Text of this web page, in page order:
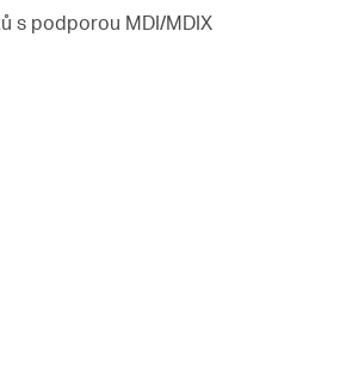
s podporou MDI/MDIX